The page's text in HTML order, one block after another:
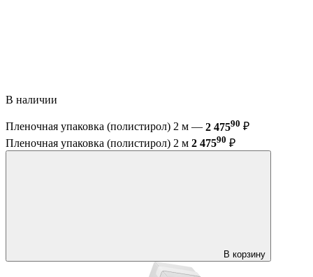
В наличии
Пленочная упаковка (полистирол) 2 м — 2 47590 ₽
Пленочная упаковка (полистирол) 2 м 2 47590 ₽
В корзину